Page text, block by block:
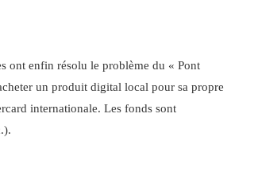
ont enfin résolu le problème du « Pont
un produit digital local pour sa propre
internationale. Les fonds sont